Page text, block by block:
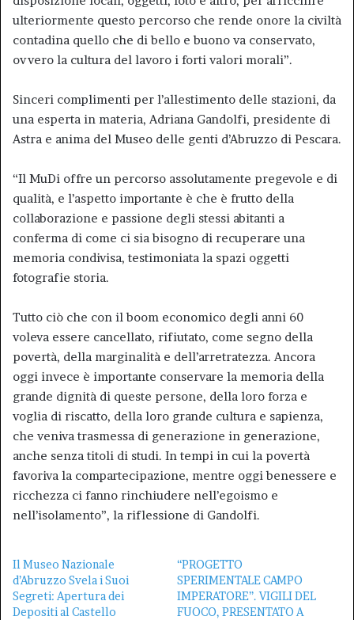
ulteriormente questo percorso che rende onore la civiltà
contadina quello che di bello e buono va conservato,
ovvero la cultura del lavoro i forti valori morali”.
Sinceri complimenti per l’allestimento delle stazioni, da
una esperta in materia, Adriana Gandolfi, presidente di
Astra e anima del Museo delle genti d’Abruzzo di Pescara.
“Il MuDi offre un percorso assolutamente pregevole e di
qualità, e l’aspetto importante è che è frutto della
collaborazione e passione degli stessi abitanti a
conferma di come ci sia bisogno di recuperare una
memoria condivisa, testimoniata la spazi oggetti
fotografie storia.
Tutto ciò che con il boom economico degli anni 60
voleva essere cancellato, rifiutato, come segno della
povertà, della marginalità e dell’arretratezza. Ancora
oggi invece è importante conservare la memoria della
grande dignità di queste persone, della loro forza e
voglia di riscatto, della loro grande cultura e sapienza,
che veniva trasmessa di generazione in generazione,
anche senza titoli di studi. In tempi in cui la povertà
favoriva la compartecipazione, mentre oggi benessere e
ricchezza ci fanno rinchiudere nell’egoismo e
nell’isolamento”, la riflessione di Gandolfi.
Il Museo Nazionale
d’Abruzzo Svela i Suoi
Segreti: Apertura dei
Depositi al Castello
“PROGETTO
SPERIMENTALE CAMPO
IMPERATORE”. VIGILI DEL
FUOCO, PRESENTATO A